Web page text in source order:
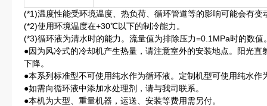
(*1)温度性能受环境温度、热负荷、循环管道等的影响可能会有变
(*2)使用环境温度在+30℃以下的制冷能力。
(*3)循环液为清水时的能力。流量值为排除压力=0.1MPa时的数值
●因为风冷式的冷却机产生热量，请注意室外的安装地点。阳光
下降。
●本系列标准型不可使用纯水作为循环液。定制机型可使用纯水作
●如需向循环液中添加水处理剂，请与我司联系。
●本机为大型、重量机器，运送、安装等费用需另付。